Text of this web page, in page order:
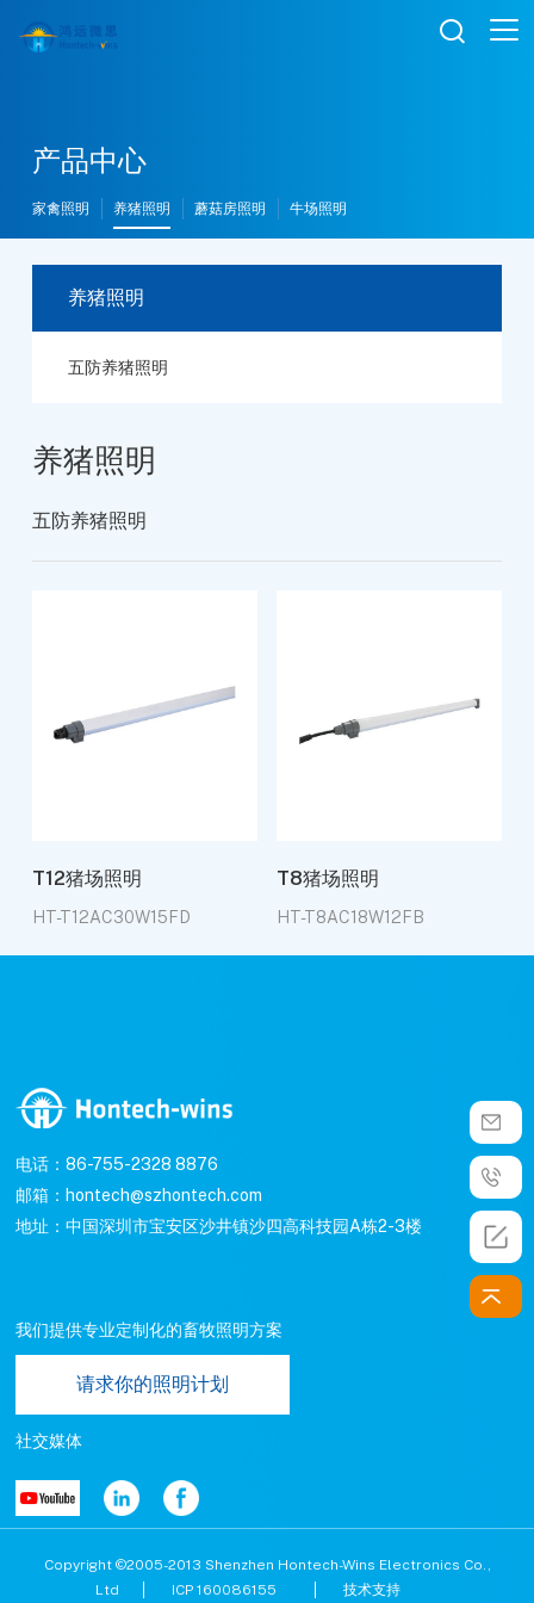

产品中心
家禽照明 养猪照明 蘑菇房照明 牛场照明
养猪照明
五防养猪照明
养猪照明
五防养猪照明
T12猪场照明
HT-T12AC30W15FD
T8猪场照明
HT-T8AC18W12FB
电话：86-755-2328 8876
邮箱：hontech@szhontech.com
地址：中国深圳市宝安区沙井镇沙四高科技园A栋2-3楼
我们提供专业定制化的畜牧照明方案
请求你的照明计划
社交媒体
Copyright ©2005-2013 Shenzhen Hontech-Wins Electronics Co.,
Ltd
ICP 160086155 技术支持